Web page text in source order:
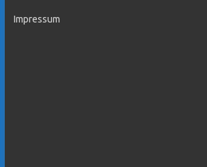
Impressum